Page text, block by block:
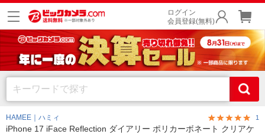
ログイン
会員登録(無料)
HAMEE｜ハミィ 1
iPhone 17 iFace Reflection ダイアリー ポリカーボネート クリアケ